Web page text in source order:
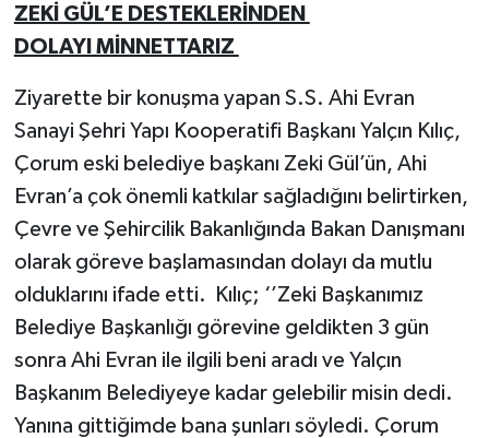
ZEKİ GÜL’E DESTEKLERİNDEN
DOLAYI MİNNETTARIZ
Ziyarette bir konuşma yapan S.S. Ahi Evran
Sanayi Şehri Yapı Kooperatifi Başkanı Yalçın Kılıç,
Çorum eski belediye başkanı Zeki Gül’ün, Ahi
Evran’a çok önemli katkılar sağladığını belirtirken,
Çevre ve Şehircilik Bakanlığında Bakan Danışmanı
olarak göreve başlamasından dolayı da mutlu
olduklarını ifade etti. Kılıç; ‘’Zeki Başkanımız
Belediye Başkanlığı görevine geldikten 3 gün
sonra Ahi Evran ile ilgili beni aradı ve Yalçın
Başkanım Belediyeye kadar gelebilir misin dedi.
Yanına gittiğimde bana şunları söyledi. Çorum